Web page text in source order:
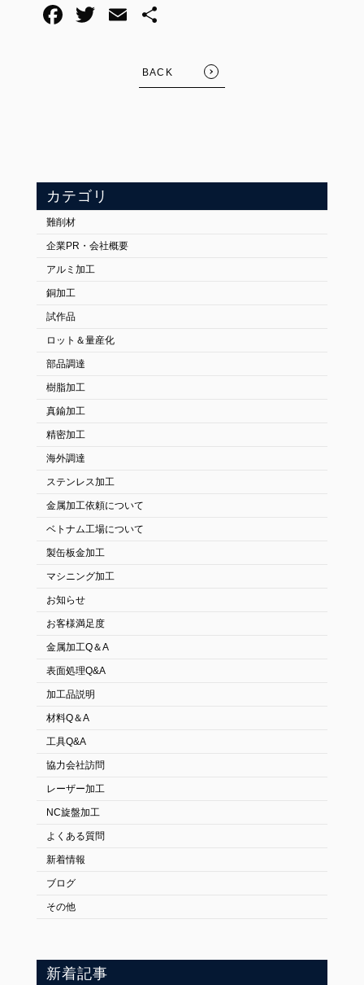
BACK
カテゴリ
難削材
企業PR・会社概要
アルミ加工
銅加工
試作品
ロット＆量産化
部品調達
樹脂加工
真鍮加工
精密加工
海外調達
ステンレス加工
金属加工依頼について
ベトナム工場について
製缶板金加工
マシニング加工
お知らせ
お客様満足度
金属加工Q＆A
表面処理Q&A
加工品説明
材料Q＆A
工具Q&A
協力会社訪問
レーザー加工
NC旋盤加工
よくある質問
新着情報
ブログ
その他
新着記事